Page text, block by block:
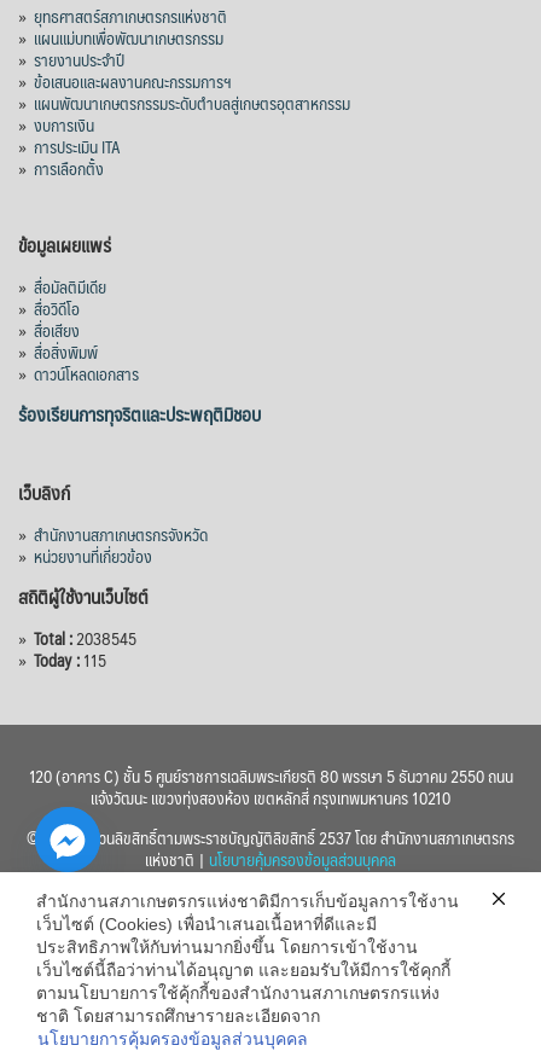
» ยุทธศาสตร์สภาเกษตรกรแห่งชาติ
» แผนแม่บทเพื่อพัฒนาเกษตรกรรม
» รายงานประจำปี
» ข้อเสนอและผลงานคณะกรรมการฯ
» แผนพัฒนาเกษตรกรรมระดับตำบลสู่เกษตรอุตสาหกรรม
» งบการเงิน
» การประเมิน ITA
» การเลือกตั้ง
ข้อมูลเผยแพร่
» สื่อมัลติมีเดีย
» สื่อวิดีโอ
» สื่อเสียง
» สื่อสิ่งพิมพ์
» ดาวน์โหลดเอกสาร
ร้องเรียนการทุจริตและประพฤติมิชอบ
เว็บลิงก์
» สำนักงานสภาเกษตรกรจังหวัด
» หน่วยงานที่เกี่ยวข้อง
สถิติผู้ใช้งานเว็บไซต์
» Total :2038545
» Today :115
120 (อาคาร C) ชั้น 5 ศูนย์ราชการเฉลิมพระเกียรติ 80 พรรษา 5 ธันวาคม 2550 ถนน
แจ้งวัฒนะ แขวงทุ่งสองห้อง เขตหลักสี่ กรุงเทพมหานคร 10210
© 2560 สงวนลิขสิทธิ์ตามพระราชบัญญัติลิขสิทธิ์ 2537 โดย สำนักงานสภาเกษตรกร
แห่งชาติ | นโยบายคุ้มครองข้อมูลส่วนบุคคล
สำนักงานสภาเกษตรกรแห่งชาติมีการเก็บข้อมูลการใช้งาน
เว็บไซต์ (Cookies) เพื่อนำเสนอเนื้อหาที่ดีและมี
ประสิทธิภาพให้กับท่านมากยิ่งขึ้น โดยการเข้าใช้งาน
เว็บไซต์นี้ถือว่าท่านได้อนุญาต และยอมรับให้มีการใช้คุกกี้
ตามนโยบายการใช้คุ้กกี้ของสำนักงานสภาเกษตรกรแห่ง
ชาติ โดยสามารถศึกษารายละเอียดจาก
นโยบายการคุ้มครองข้อมูลส่วนบุคคล
Hide
chaty